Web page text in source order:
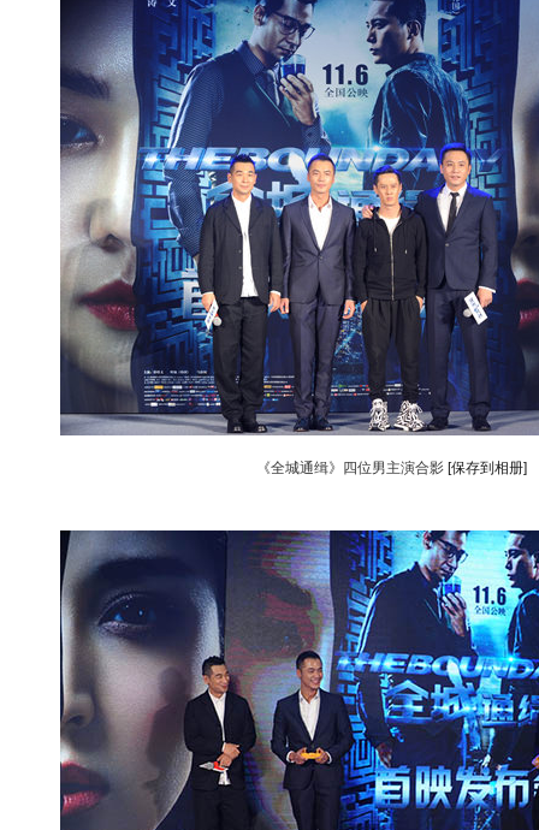
《全城通缉》四位男主演合影 [保存到相册]